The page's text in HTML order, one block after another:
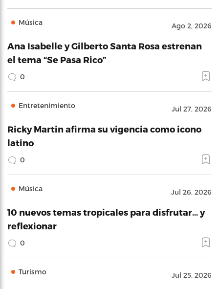
Música Ago 2, 2026
Ana Isabelle y Gilberto Santa Rosa estrenan
el tema “Se Pasa Rico”
0
Entretenimiento Jul 27, 2026
Ricky Martin afirma su vigencia como icono
latino
0
Música Jul 26, 2026
10 nuevos temas tropicales para disfrutar… y
reflexionar
0
Turismo Jul 25, 2026